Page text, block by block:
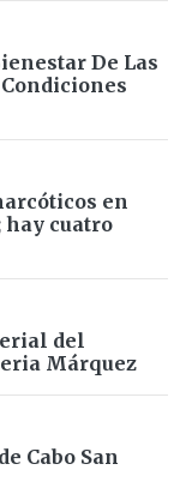
De Las
en
hay cuatro
del
Márquez
Cabo San